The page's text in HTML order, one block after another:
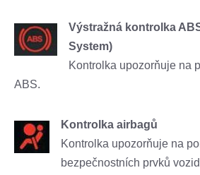
Výstražná kontrolka
System)
Kontrolka upozorňuje na
ABS.
Kontrolka airbagů
Kontrolka upozorňuje na
bezpečnostních prvků